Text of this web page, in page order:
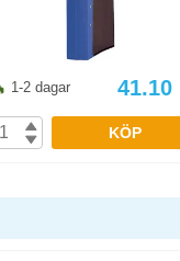
1-2 dagar 41.10
KÖP